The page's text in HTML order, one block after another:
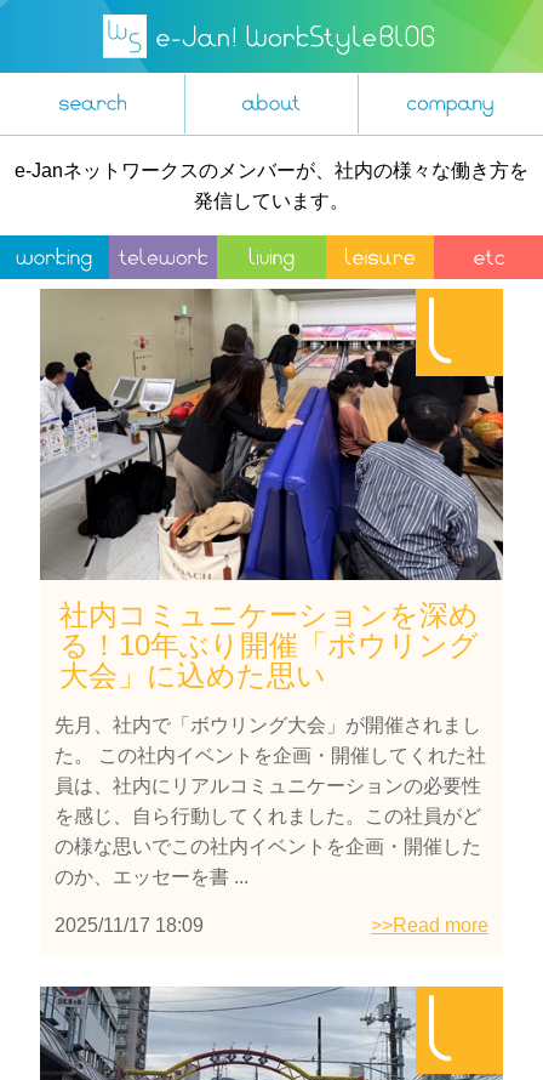
e-Janネットワークスのメンバーが、社内の様々な働き方を
発信しています。
社内コミュニケーションを深め
る！10年ぶり開催「ボウリング
大会」に込めた思い
先月、社内で「ボウリング大会」が開催されまし
た。 この社内イベントを企画・開催してくれた社
員は、社内にリアルコミュニケーションの必要性
を感じ、自ら行動してくれました。この社員がど
の様な思いでこの社内イベントを企画・開催した
のか、エッセーを書 ...
2025/11/17 18:09 >>Read more